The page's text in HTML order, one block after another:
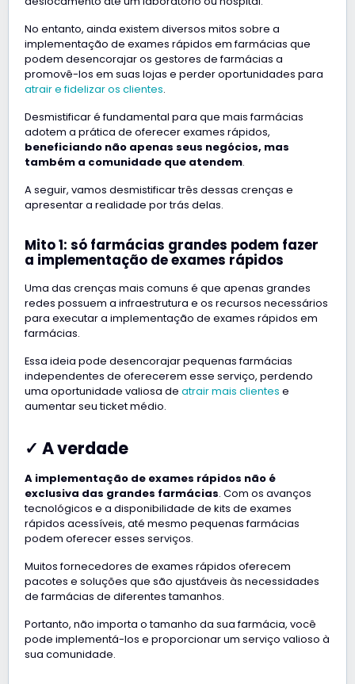
No entanto, ainda existem diversos mitos sobre a
implementação de exames rápidos em farmácias que
podem desencorajar os gestores de farmácias a
promovê-los em suas lojas e perder oportunidades para
atrair e fidelizar os clientes.
Desmistificar é fundamental para que mais farmácias
adotem a prática de oferecer exames rápidos,
beneficiando não apenas seus negócios, mas
também a comunidade que atendem.
A seguir, vamos desmistificar três dessas crenças e
apresentar a realidade por trás delas.
Mito 1: só farmácias grandes podem fazer
a implementação de exames rápidos
Uma das crenças mais comuns é que apenas grandes
redes possuem a infraestrutura e os recursos necessários
para executar a implementação de exames rápidos em
farmácias.
Essa ideia pode desencorajar pequenas farmácias
independentes de oferecerem esse serviço, perdendo
uma oportunidade valiosa de atrair mais clientes e
aumentar seu ticket médio.
✓ A verdade
A implementação de exames rápidos não é
exclusiva das grandes farmácias. Com os avanços
tecnológicos e a disponibilidade de kits de exames
rápidos acessíveis, até mesmo pequenas farmácias
podem oferecer esses serviços.
Muitos fornecedores de exames rápidos oferecem
pacotes e soluções que são ajustáveis às necessidades
de farmácias de diferentes tamanhos.
Portanto, não importa o tamanho da sua farmácia, você
pode implementá-los e proporcionar um serviço valioso à
sua comunidade.